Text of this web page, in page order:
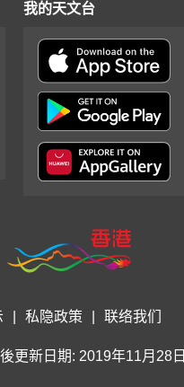
我的天文台
私隐政策 联络我们
更新日期: 2019年11月28日